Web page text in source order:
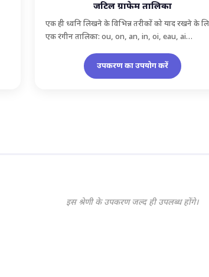
जटिल ग्राफेम तालिका
एक ही ध्वनि लिखने के विभिन्न तरीकों को याद रखने के
एक रंगीन तालिका: ou, on, an, in, oi, eau, ai…
उपकरण का उपयोग करें
इस श्रेणी के उपकरण जल्द ही उपलब्ध होंगे।